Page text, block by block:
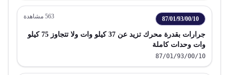
87/01/93/00/10
563 مشاهدة
جرارات بقدرة محرك تزيد عن 37 كيلو وات ولا تتجاوز 75 كيلو
وات وحدات كاملة
87/01/93/00/10